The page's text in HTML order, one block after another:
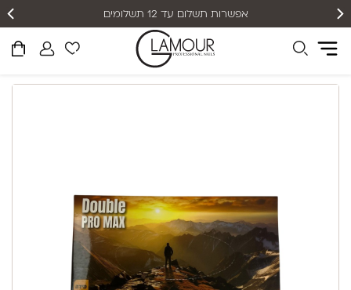
אפשרות תשלום עד 12 תשלומים